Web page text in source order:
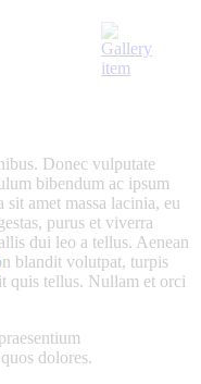
Donec vulputate
bibendum ac ipsum
amet massa lacinia, eu
purus et viverra
dui leo a tellus. Aenean
blandit volutpat, turpis
quis tellus. Nullam et orci
dolores.